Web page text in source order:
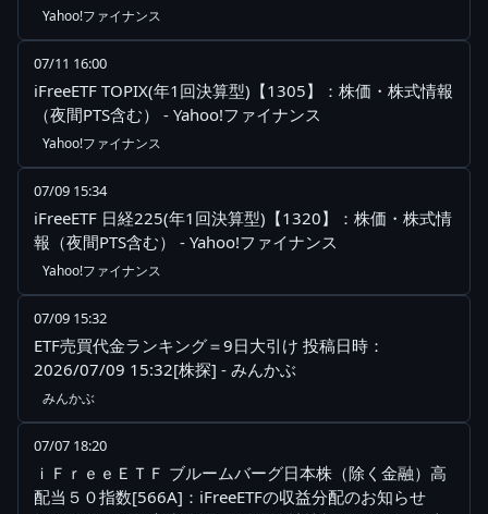
Yahoo!ファイナンス
07/11 16:00
iFreeETF TOPIX(年1回決算型)【1305】：株価・株式情報
（夜間PTS含む） - Yahoo!ファイナンス
Yahoo!ファイナンス
07/09 15:34
iFreeETF 日経225(年1回決算型)【1320】：株価・株式情
報（夜間PTS含む） - Yahoo!ファイナンス
Yahoo!ファイナンス
07/09 15:32
ETF売買代金ランキング＝9日大引け 投稿日時：
2026/07/09 15:32[株探] - みんかぶ
みんかぶ
07/07 18:20
ｉＦｒｅｅＥＴＦ ブルームバーグ日本株（除く金融）高
配当５０指数[566A]：iFreeETFの収益分配のお知らせ